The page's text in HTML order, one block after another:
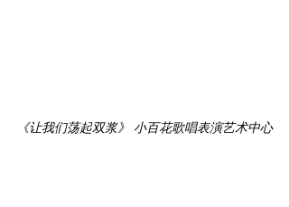
《让我们荡起双浆》 小百花歌唱表演艺术中心